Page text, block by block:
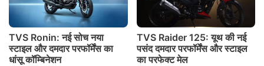
TVS Ronin: नई सोच नया
स्टाइल और दमदार परफॉर्मेंस का
धांसू कॉम्बिनेशन
TVS Raider 125: यूथ की नई
पसंद दमदार परफॉर्मेंस और स्टाइल
का परफेक्ट मेल